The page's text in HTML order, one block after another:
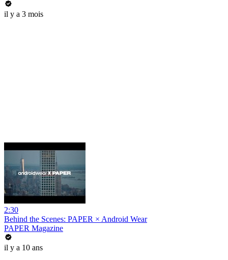
il y a 3 mois
2:30
Behind the Scenes: PAPER × Android Wear
PAPER Magazine
il y a 10 ans